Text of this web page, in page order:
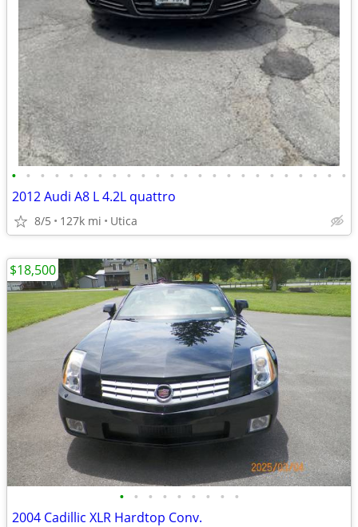
• • • • • • • • • • • • • • • • • • • • • • • •
2012 Audi A8 L 4.2L quattro
8/5 127k mi Utica
• • • • • • • • •
2004 Cadillic XLR Hardtop Conv.
$18,500